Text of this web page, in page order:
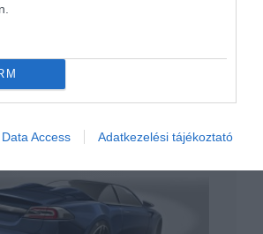
Data Access Adatkezelési tájékoztató
nyílik Budapesten